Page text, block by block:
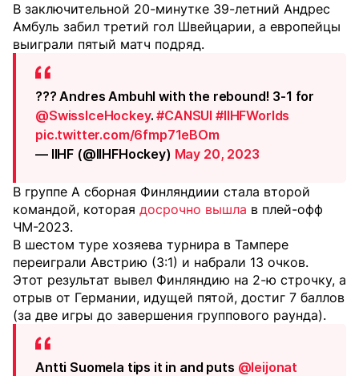
В заключительной 20-минутке 39-летний Андрес
Амбуль забил третий гол Швейцарии, а европейцы
выиграли пятый матч подряд.
??? Andres Ambuhl with the rebound! 3-1 for
@SwissIceHockey.#CANSUI #IIHFWorlds
pic.twitter.com/6fmp71eBOm
— IIHF (@IIHFHockey) May 20, 2023
В группе А сборная Финляндиии стала второй
командой, которая досрочно вышла в плей-офф
ЧМ-2023.
В шестом туре хозяева турнира в Тампере
переиграли Австрию (3:1) и набрали 13 очков.
Этот результат вывел Финляндию на 2-ю строчку, а
отрыв от Германии, идущей пятой, достиг 7 баллов
(за две игры до завершения группового раунда).
Antti Suomela tips it in and puts @leijonat